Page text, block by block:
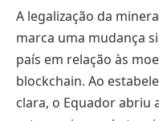
A legalização da
marca uma mudança
país em relação às
blockchain. Ao
clara, o Equador abriu